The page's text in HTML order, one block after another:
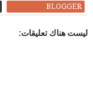
BLOGGER
ليست هناك تعليقات: